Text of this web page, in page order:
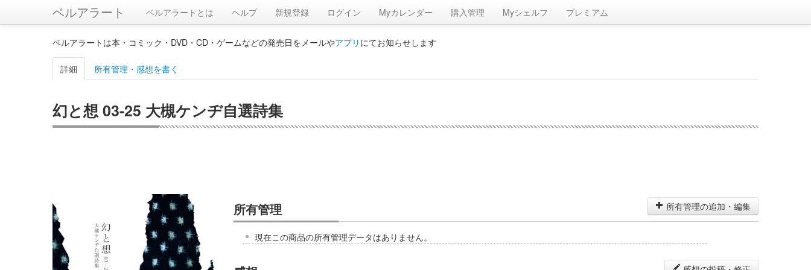
ベルアラート ベルアラートとは ヘルプ 新規登録 ログイン Myカレンダー 購入管理 Myシェルフ プレミアム
ベルアラートは本・コミック・DVD・CD・ゲームなどの発売日をメールやアプリ にてお知らせします
詳細 所有管理・感想を書く
幻と想 03-25 大槻ケンヂ自選詩集
所有管理 所有管理の追加・編集
現在この商品の所有管理データはありません。